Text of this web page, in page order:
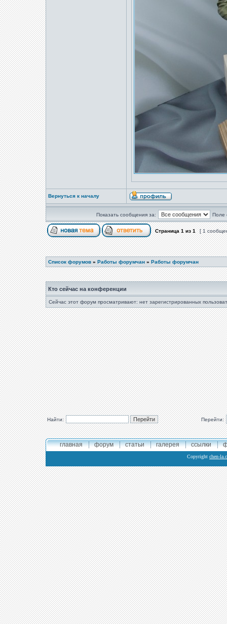
Вернуться к началу
Показать сообщения за: Поле
Страница1из1 [ 1
Список форумов » Работы форумчан » Работы форумчан
Кто сейчас на конференции
Сейчас этот форум просматривают: нет зарегистрированных
Найти: Перейти:
главная форум статьи галерея ссылки
Copyright chen-